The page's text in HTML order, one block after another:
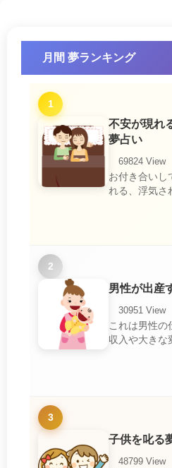
月間 夢ランキング
1
不安が現れ
夢占い
69824 View
お付き合いし
れる、浮気さ
いにおいて、
2
男性が出産
30951 View
これは男性の
収入や大きな
ればあり得
3
子供を叱る
48799 View